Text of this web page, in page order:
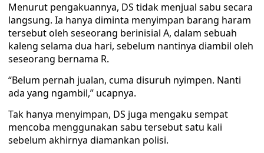
Menurut pengakuannya, DS tidak menjual sabu secara
langsung. Ia hanya diminta menyimpan barang haram
tersebut oleh seseorang berinisial A, dalam sebuah
kaleng selama dua hari, sebelum nantinya diambil oleh
seseorang bernama R.
“Belum pernah jualan, cuma disuruh nyimpen. Nanti
ada yang ngambil,” ucapnya.
Tak hanya menyimpan, DS juga mengaku sempat
mencoba menggunakan sabu tersebut satu kali
sebelum akhirnya diamankan polisi.